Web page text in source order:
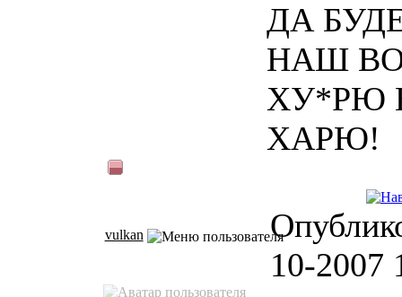
ДА
НАШ
ХУ*РЮ
ХАРЮ!
vulkan
10-2007